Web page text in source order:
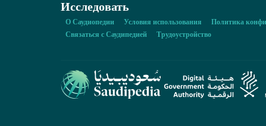
Исследовать
О Саудиопедии Условия использования Политика
Связаться с Саудипедией
Трудоустройство